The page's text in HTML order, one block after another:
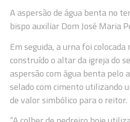
A aspersão de água benta no
bispo auxiliar Dom José Maria
Em seguida, a urna foi
construído o altar da igreja do
aspersão com água benta pelo
selado com cimento utilizando
de valor simbólico para o reitor.